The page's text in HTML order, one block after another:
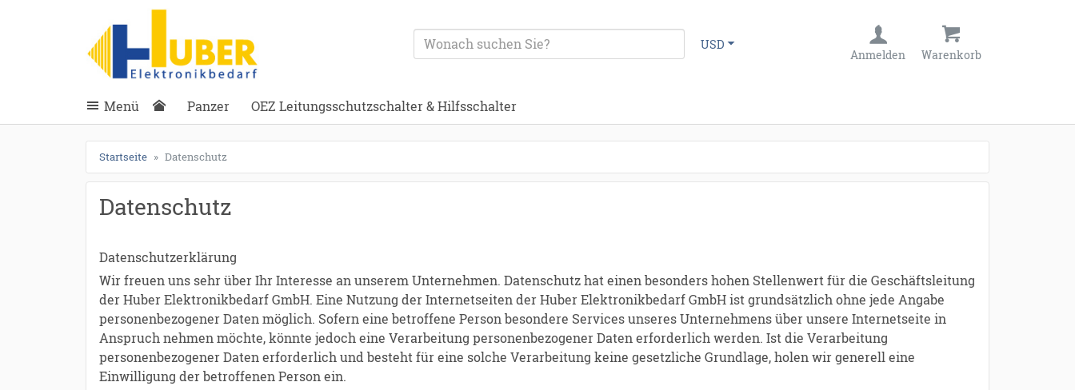
schließen
Suche
USD
Anmelden Warenkorb
Menü Panzer OEZ Leitungsschutzschalter & Hilfsschalter
Startseite Datenschutz
Datenschutz
Datenschutzerklärung
Wir freuen uns sehr über Ihr Interesse an unserem Unternehmen. Datenschutz hat einen besonders hohen Stellenwert für die Geschäftsleitung
der Huber Elektronikbedarf GmbH. Eine Nutzung der Internetseiten der Huber Elektronikbedarf GmbH ist grundsätzlich ohne jede Angabe
personenbezogener Daten möglich. Sofern eine betroffene Person besondere Services unseres Unternehmens über unsere Internetseite in
Anspruch nehmen möchte, könnte jedoch eine Verarbeitung personenbezogener Daten erforderlich werden. Ist die Verarbeitung
personenbezogener Daten erforderlich und besteht für eine solche Verarbeitung keine gesetzliche Grundlage, holen wir generell eine
Einwilligung der betroffenen Person ein.